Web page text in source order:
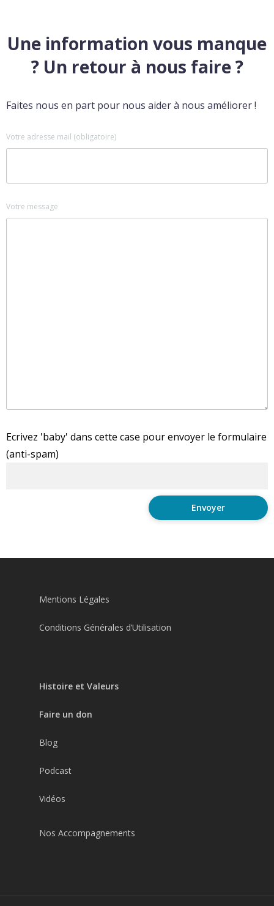
Une information vous manque
? Un retour à nous faire ?
Faites nous en part pour nous aider à nous améliorer !
Votre adresse mail (obligatoire)
Votre message
Ecrivez 'baby' dans cette case pour envoyer le formulaire
(anti-spam)
Mentions Légales
Conditions Générales d’Utilisation
Histoire et Valeurs
Faire un don
Blog
Podcast
Vidéos
Nos Accompagnements